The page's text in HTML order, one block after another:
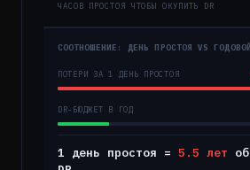
ЧАСОВ ПРОСТОЯ ЧТОБЫ ОКУПИТЬ DR
СООТНОШЕНИЕ: ДЕНЬ ПРОСТОЯ VS
ПОТЕРИ ЗА 1 ДЕНЬ ПРОСТОЯ
DR-БЮДЖЕТ В ГОД
1 день простоя = 5.5 лет